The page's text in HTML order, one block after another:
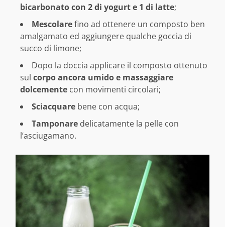
bicarbonato con 2 di yogurt e 1 di latte;
Mescolarefino ad ottenere un composto ben
amalgamato ed aggiungere qualche goccia di
succo di limone;
Dopo la doccia applicare il composto ottenuto
sul corpo ancora umido e massaggiare
dolcemente con movimenti circolari;
Sciacquare bene con acqua;
Tamponare delicatamente la pelle con
l’asciugamano.